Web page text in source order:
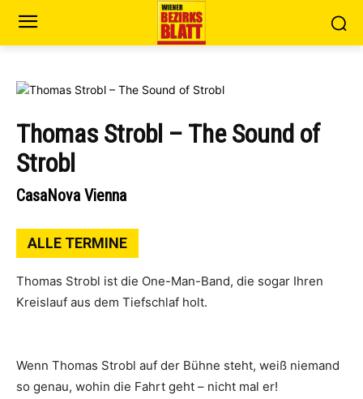
Thomas Strobl – The Sound of
Strobl
CasaNova Vienna
ALLE TERMINE
Thomas Strobl ist die One-Man-Band, die sogar Ihren
Kreislauf aus dem Tiefschlaf holt.
Wenn Thomas Strobl auf der Bühne steht, weiß niemand
so genau, wohin die Fahrt geht – nicht mal er!